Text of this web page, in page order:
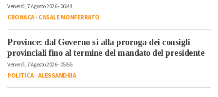
Venerdì, 7 Agosto 2026 - 06:44
CRONACA-CASALE MONFERRATO
Province: dal Governo sì alla proroga dei consigli
provinciali fino al termine del mandato del presidente
Venerdì, 7 Agosto 2026 - 05:55
POLITICA-ALESSANDRIA